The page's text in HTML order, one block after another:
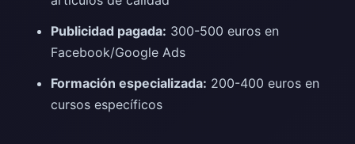
Publicidad pagada: 300-500 euros en
Facebook/Google Ads
Formación especializada: 200-400 euros en
cursos específicos